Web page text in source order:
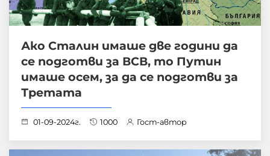
Ако Сталин имаше две години да
се подготви за ВСВ, то Путин
имаше осем, за да се подготви за
Третата
01-09-2024г. 1000 Гост-автор